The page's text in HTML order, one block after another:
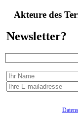
Akteure des
Newsletter?